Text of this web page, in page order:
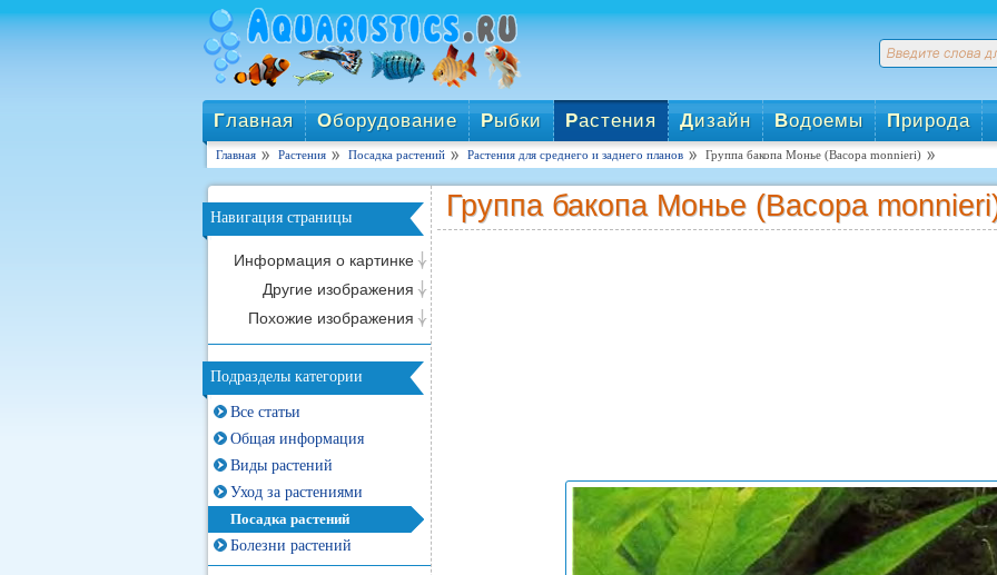
Главная Оборудование Рыбки Растения Дизайн Водоемы Природа
Главная Растения Посадка растений Растения для среднего и заднего планов Группа бакопа Монье (Васора monnieri)
Навигация страницы
Информация о картинке
Другие изображения
Похожие изображения
Подразделы категории
Все статьи
Общая информация
Виды растений
Уход за растениями
Посадка растений
Болезни растений
Группа бакопа Монье (Васора